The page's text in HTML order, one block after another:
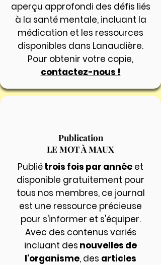
aperçu approfondi des défis liés
à la santé mentale, incluant la
médication et les ressources
disponibles dans Lanaudière.
Pour obtenir votre copie,
contactez-nous !
Publication
LE MOT À MAUX
Publiétrois fois par année et
disponible gratuitement pour
tous nos membres, ce journal
est une ressource précieuse
pour s'informer et s'équiper.
Avec des contenus variés
incluant des nouvelles de
l'organisme, des articles